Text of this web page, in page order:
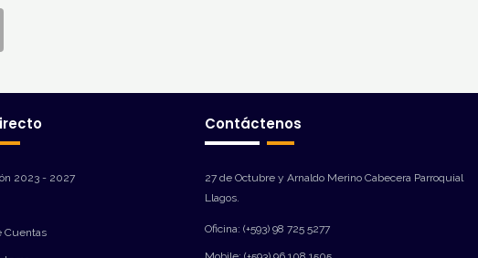
2023 - 2027
Cuentas
Contáctenos
27 de Octubre y Arnaldo Merino Cabecera Parroquial
Llagos.
Oficina: (+593) 98 725 5277